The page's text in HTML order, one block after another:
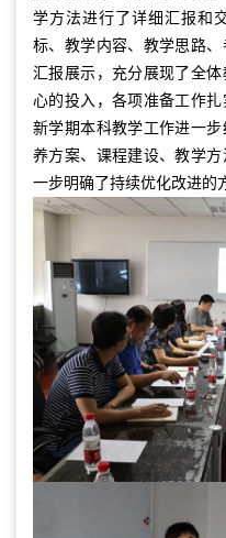
学方法进行了详细汇报和
标、教学内容、教学思路
汇报展示，充分展现了全
心的投入，各项准备工作
新学期本科教学工作进一
养方案、课程建设、教学
一步明确了持续优化改进的